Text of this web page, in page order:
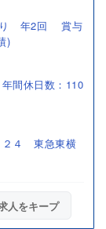
り 年2回 賞与
)
間休日数：110
２４ 東急東横
人をキープ